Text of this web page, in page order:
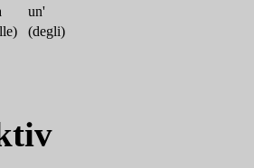
un'
(degli)